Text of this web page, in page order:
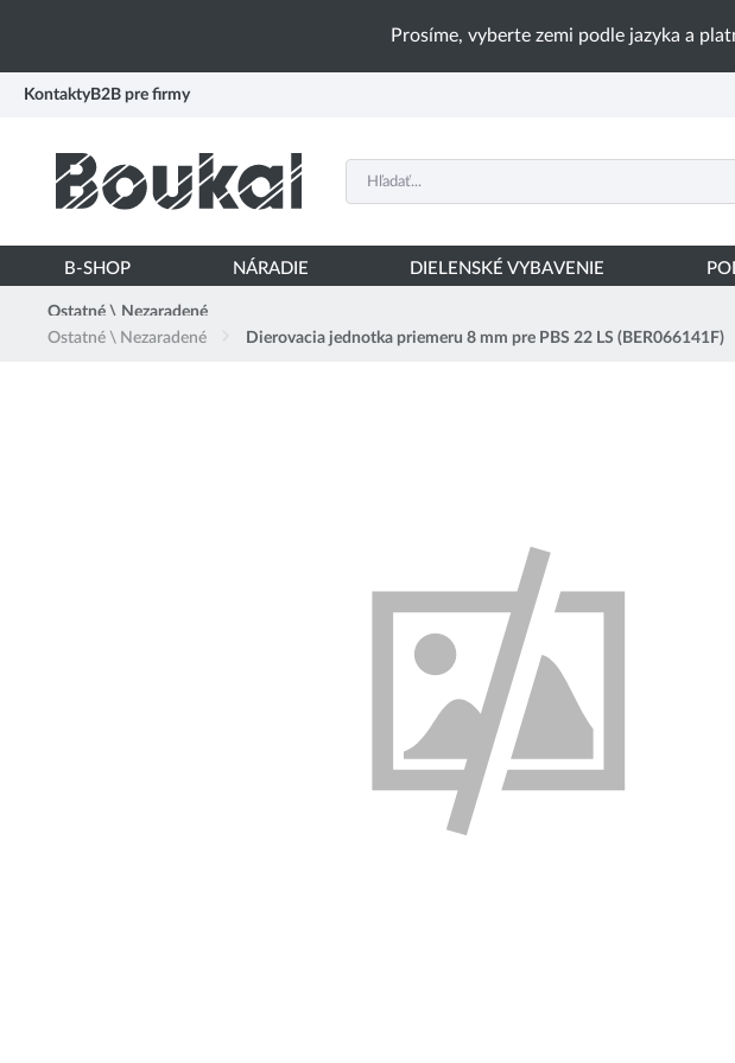
Prosíme, vyberte zemi podle jazyka a
Kontakty B2B pre firmy
B-SHOP NÁRADIE DIELENSKÉ VYBAVENIE
Ostatné \ Nezaradené
Ostatné \ Nezaradené
Dierovacia jednotka priemeru 8 mm pre PBS 22 LS (BER066141F)